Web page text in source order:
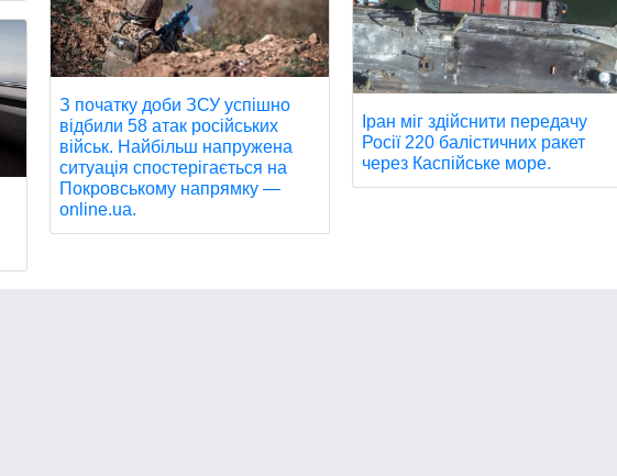
З початку доби ЗСУ успішно
відбили 58 атак російських
військ. Найбільш напружена
ситуація спостерігається на
Покровському напрямку —
online.ua.
Іран міг здійснити передачу
Росії 220 балістичних ракет
через Каспійське море.